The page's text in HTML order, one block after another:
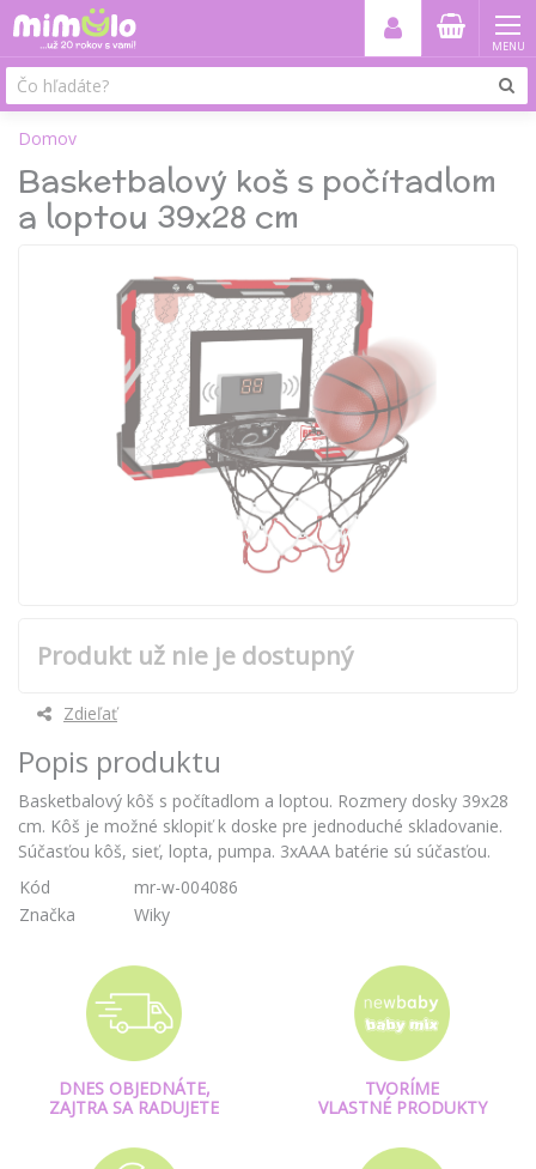
MENU
Domov
Basketbalový koš s počítadlom
a loptou 39x28 cm
Produkt už nie je dostupný
Zdieľať
Popis produktu
Basketbalový kôš s počítadlom a loptou. Rozmery dosky 39x28
cm. Kôš je možné sklopiť k doske pre jednoduché skladovanie.
Súčasťou kôš, sieť, lopta, pumpa. 3xAAA batérie sú súčasťou.
Kód
mr-w-004086
Značka
Wiky
DNES OBJEDNÁTE,
ZAJTRA SA RADUJETE
TVORÍME
VLASTNÉ PRODUKTY